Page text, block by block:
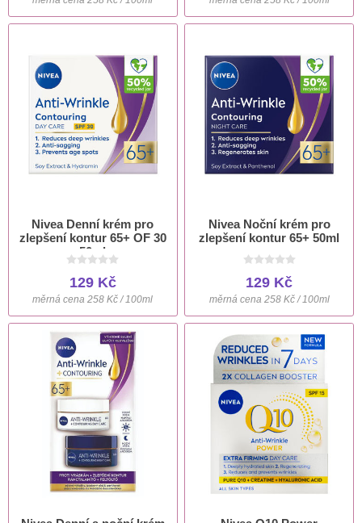
Nivea Denní krém pro
zlepšení kontur 65+ OF 30
50ml
129 Kč
měrná cena 258 Kč / 100ml
Nivea Noční krém pro
zlepšení kontur 65+ 50ml
129 Kč
měrná cena 258 Kč / 100ml